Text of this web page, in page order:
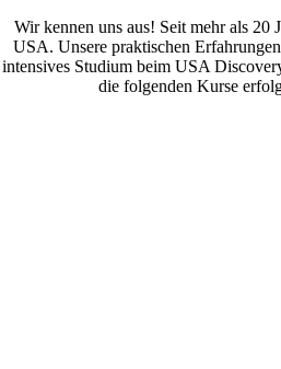
Wir kennen uns aus! Seit mehr als 20
USA. Unsere praktischen
intensives Studium beim USA
die folgenden Kurse